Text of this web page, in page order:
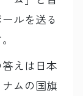
ルを送る
えは日本
ムの国旗